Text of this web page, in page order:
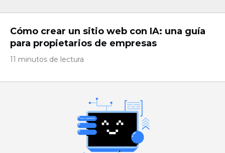
Cómo crear un sitio web con IA: una guía
para propietarios de empresas
11 minutos de lectura